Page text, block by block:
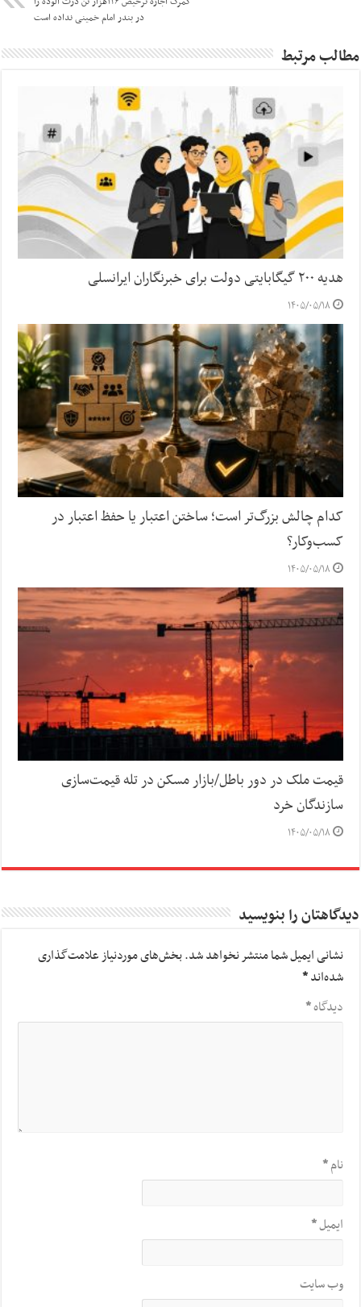
در بندر امام خمینی نداده است
مطالب مرتبط
هدیه ۲۰۰ گیگابایتی دولت برای خبرنگاران ایرانسلی
۱۴۰۵/۰۵/۱۸
کدام چالش بزرگ‌تر است؛ ساختن اعتبار یا حفظ اعتبار در
کسب‌وکار؟
۱۴۰۵/۰۵/۱۸
قیمت ملک در دور باطل/بازار مسکن در تله قیمت‌سازی
سازندگان خرد
۱۴۰۵/۰۵/۱۸
دیدگاهتان را بنویسید
نشانی ایمیل شما منتشر نخواهد شد.بخش‌های موردنیاز علامت‌گذاری
شده‌اند*
دیدگاه*
نام*
ایمیل*
وب‌ سایت